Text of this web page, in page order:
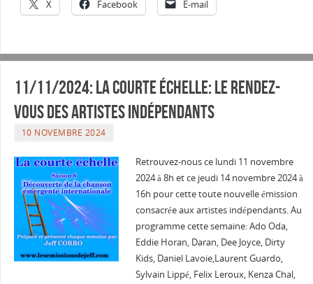
X Facebook E-mail
11/11/2024: La courte échelle: Le rendez-
vous des artistes indépendants
10 NOVEMBRE 2024
Retrouvez-nous ce lundi 11 novembre
2024 à 8h et ce jeudi 14 novembre 2024 à
16h pour cette toute nouvelle émission
consacrée aux artistes indépendants. Au
programme cette semaine: Ado Oda,
Eddie Horan, Daran, Dee Joyce, Dirty
Kids, Daniel Lavoie,Laurent Guardo,
Sylvain Lippé, Felix Leroux, Kenza Chal,